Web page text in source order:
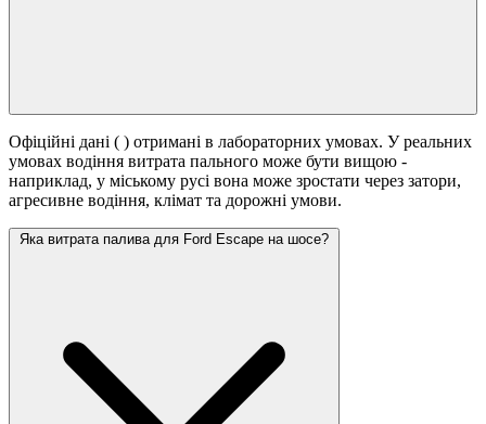
Офіційні дані ( ) отримані в лабораторних умовах. У реальних
умовах водіння витрата пального може бути вищою -
наприклад, у міському русі вона може зростати через затори,
агресивне водіння, клімат та дорожні умови.
Яка витрата палива для Ford Escape на шосе?